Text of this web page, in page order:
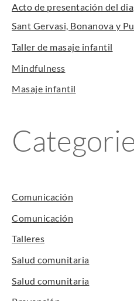
Acto de presentación del
Sant Gervasi, Bonanova y
Taller de masaje infantil
Mindfulness
Masaje infantil
Comunicación
Comunicación
Talleres
Salud comunitaria
Salud comunitaria